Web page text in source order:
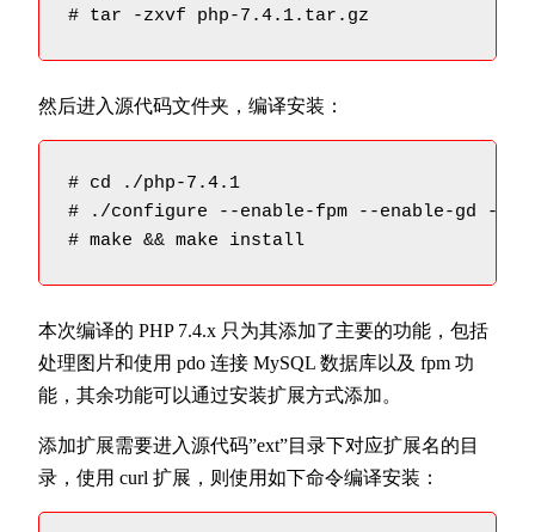
然后进入源代码文件夹，编译安装：
# cd ./php-7.4.1
# ./configure --enable-fpm --enable-gd --
# make && make install
本次编译的 PHP 7.4.x 只为其添加了主要的功能，包括
处理图片和使用 pdo 连接 MySQL 数据库以及 fpm 功
能，其余功能可以通过安装扩展方式添加。
添加扩展需要进入源代码”ext”目录下对应扩展名的目
录，使用 curl 扩展，则使用如下命令编译安装：